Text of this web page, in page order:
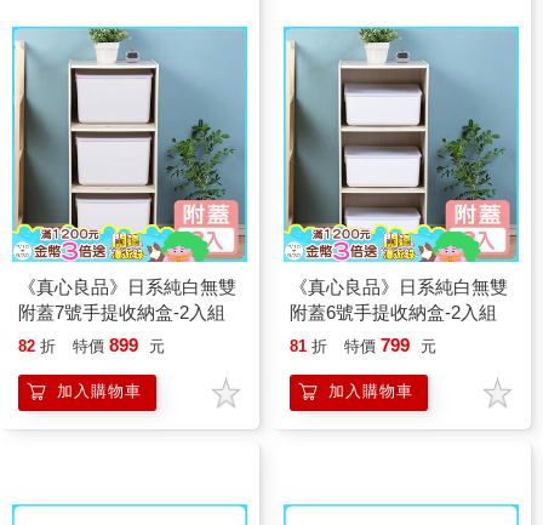
《真心良品》日系純白無雙
附蓋7號手提收納盒-2入組
82 折 特價 899 元
加入購物車
《真心良品》日系純白無雙
附蓋6號手提收納盒-2入組
81 折 特價 799 元
加入購物車